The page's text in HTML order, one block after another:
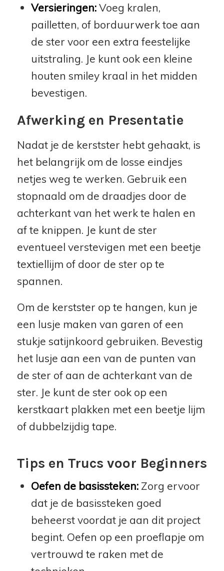
Versieringen:Voeg kralen,
pailletten, of borduurwerk toe aan
de ster voor een extra feestelijke
uitstraling. Je kunt ook een kleine
houten smiley kraal in het midden
bevestigen.
Afwerking en Presentatie
Nadat je de kerstster hebt gehaakt, is
het belangrijk om de losse eindjes
netjes weg te werken. Gebruik een
stopnaald om de draadjes door de
achterkant van het werk te halen en
af te knippen. Je kunt de ster
eventueel verstevigen met een beetje
textiellijm of door de ster op te
spannen.
Om de kerstster op te hangen, kun je
een lusje maken van garen of een
stukje satijnkoord gebruiken. Bevestig
het lusje aan een van de punten van
de ster of aan de achterkant van de
ster. Je kunt de ster ook op een
kerstkaart plakken met een beetje lijm
of dubbelzijdig tape.
Tips en Trucs voor Beginners
Oefen de basissteken:Zorg ervoor
dat je de basissteken goed
beheerst voordat je aan dit project
begint. Oefen op een proeflapje om
vertrouwd te raken met de